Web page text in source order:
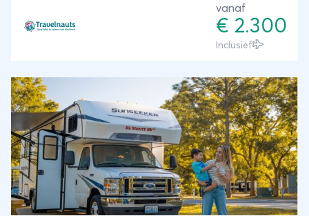
helderblauwe wateren bij Key West. Plezier voor
jong en oud is gegarandeerd! Je verblijft in de
kwalitatief goede verblijven met af en toe een
overal een heerlijk buitenzwembad. Welkom in
Florida, de Sunshine State!
vanaf
€ 2.300
Inclusief